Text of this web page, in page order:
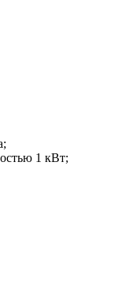
1 кВт;